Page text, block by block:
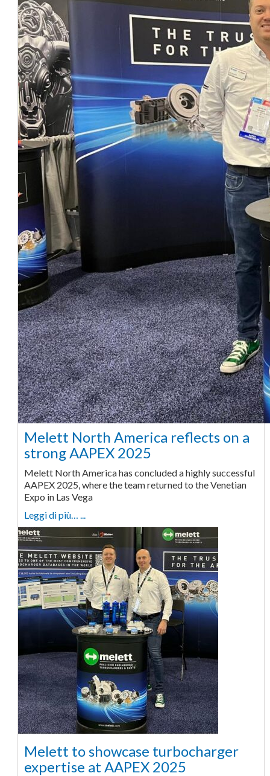
Melett North America reflects on a
strong AAPEX 2025
Melett North America has concluded a highly successful
AAPEX 2025, where the team returned to the Venetian
Expo in Las Vega
Leggi di più… ...
Melett to showcase turbocharger
expertise at AAPEX 2025